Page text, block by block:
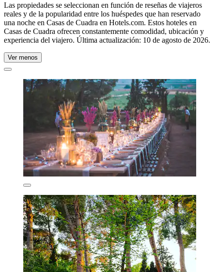
Las propiedades se seleccionan en función de reseñas de viajeros
reales y de la popularidad entre los huéspedes que han reservado
una noche en Casas de Cuadra en Hotels.com. Estos hoteles en
Casas de Cuadra ofrecen constantemente comodidad, ubicación y
experiencia del viajero. Última actualización: 10 de agosto de 2026.
Ver menos